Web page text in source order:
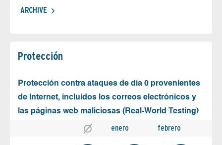
ARCHIVE
Protección
Protección contra ataques de día 0 provenientes
de Internet, incluidos los correos electrónicos y
las páginas web maliciosas (Real-World Testing)
enero febrero